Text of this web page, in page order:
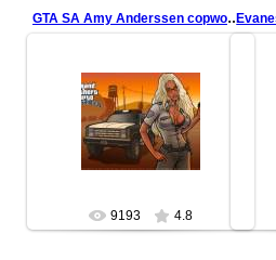
GTA SA Amy Anderssen copwoman police ranger (wide)
21.12.2008
GTA San Andreas Amy Anderssen
(Jayna James) copwoman character
по просьбам трудящихся сделал
широкоформатную в...
redfill
9193 4.8